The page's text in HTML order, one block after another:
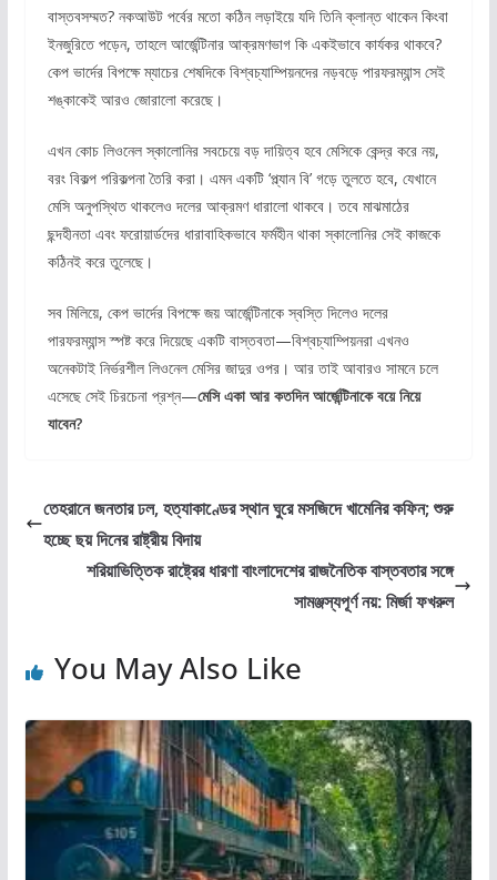
বাস্তবসম্মত? নকআউট পর্বের মতো কঠিন লড়াইয়ে যদি তিনি ক্লান্ত থাকেন কিংবা
ইনজুরিতে পড়েন, তাহলে আর্জেন্টিনার আক্রমণভাগ কি একইভাবে কার্যকর থাকবে?
কেপ ভার্দের বিপক্ষে ম্যাচের শেষদিকে বিশ্বচ্যাম্পিয়নদের নড়বড়ে পারফরম্যান্স সেই
শঙ্কাকেই আরও জোরালো করেছে।
এখন কোচ লিওনেল স্কালোনির সবচেয়ে বড় দায়িত্ব হবে মেসিকে কেন্দ্র করে নয়,
বরং বিকল্প পরিকল্পনা তৈরি করা। এমন একটি ‘প্ল্যান বি’ গড়ে তুলতে হবে, যেখানে
মেসি অনুপস্থিত থাকলেও দলের আক্রমণ ধারালো থাকবে। তবে মাঝমাঠের
ছন্দহীনতা এবং ফরোয়ার্ডদের ধারাবাহিকভাবে ফর্মহীন থাকা স্কালোনির সেই কাজকে
কঠিনই করে তুলেছে।
সব মিলিয়ে, কেপ ভার্দের বিপক্ষে জয় আর্জেন্টিনাকে স্বস্তি দিলেও দলের
পারফরম্যান্স স্পষ্ট করে দিয়েছে একটি বাস্তবতা—বিশ্বচ্যাম্পিয়নরা এখনও
অনেকটাই নির্ভরশীল লিওনেল মেসির জাদুর ওপর। আর তাই আবারও সামনে চলে
এসেছে সেই চিরচেনা প্রশ্ন—মেসি একা আর কতদিন আর্জেন্টিনাকে বয়ে নিয়ে
যাবেন?
তেহরানে জনতার ঢল, হত্যাকাণ্ডের স্থান ঘুরে মসজিদে খামেনির কফিন; শুরু
হচ্ছে ছয় দিনের রাষ্ট্রীয় বিদায়
শরিয়াভিত্তিক রাষ্ট্রের ধারণা বাংলাদেশের রাজনৈতিক বাস্তবতার সঙ্গে
সামঞ্জস্যপূর্ণ নয়: মির্জা ফখরুল
You May Also Like